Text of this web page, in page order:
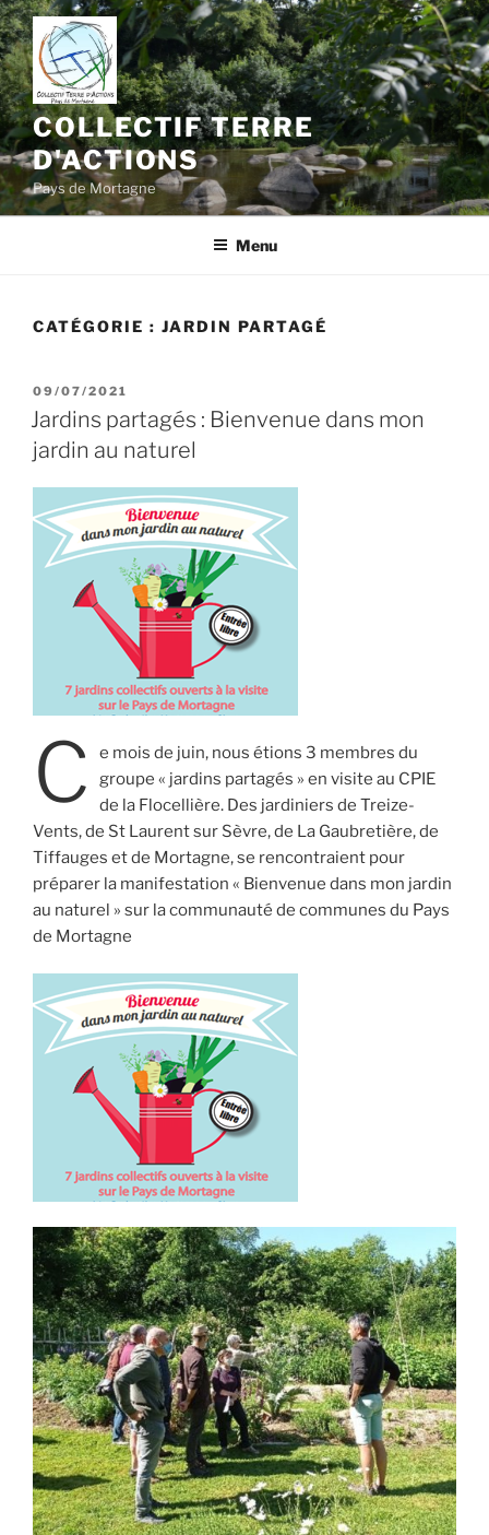
Aller
au
contenu
principal
COLLECTIF TERRE
D'ACTIONS
Pays de Mortagne
Menu
CATÉGORIE : JARDIN PARTAGÉ
PUBLIÉ
LE
09/07/2021
Jardins partagés : Bienvenue dans mon
jardin au naturel
C
e mois de juin, nous étions 3 membres du
groupe « jardins partagés » en visite au CPIE
de la Flocellière. Des jardiniers de Treize-
Vents, de St Laurent sur Sèvre, de La Gaubretière, de
Tiffauges et de Mortagne, se rencontraient pour
préparer la manifestation « Bienvenue dans mon jardin
au naturel » sur la communauté de communes du Pays
de Mortagne